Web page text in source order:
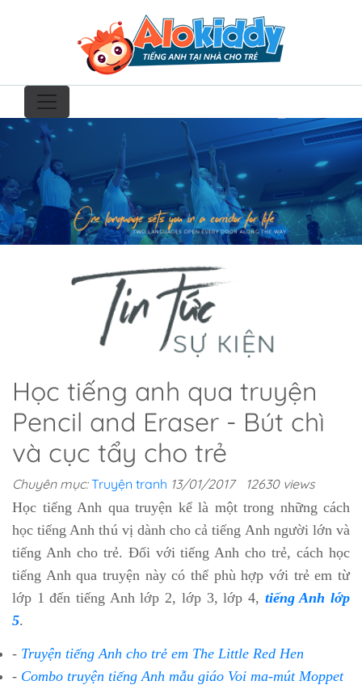
Học tiếng anh qua truyện
Pencil and Eraser - Bút chì
và cục tẩy cho trẻ
Chuyên mục:Truyện tranh 13/01/2017
12630 views
Học tiếng Anh qua truyện kể là một trong những cách
học tiếng Anh thú vị dành cho cả tiếng Anh người lớn và
tiếng Anh cho trẻ. Đối với tiếng Anh cho trẻ, cách học
tiếng Anh qua truyện này có thể phù hợp với trẻ em từ
lớp 1 đến tiếng Anh lớp 2, lớp 3, lớp 4, tiếng Anh lớp
5.
- Truyện tiếng Anh cho trẻ em The Little Red Hen
- Combo truyện tiếng Anh mẫu giáo Voi ma-mút Moppet